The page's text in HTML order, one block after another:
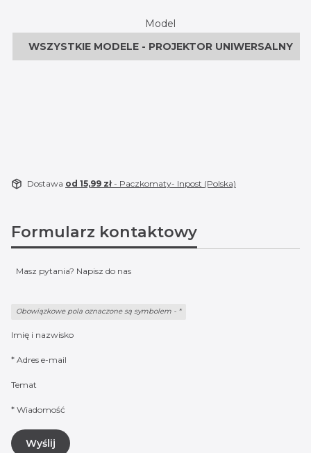
Model
WSZYSTKIE MODELE - PROJEKTOR UNIWERSALNY
Dostawa od 15,99 zł - Paczkomaty- Inpost (Polska)
Formularz kontaktowy
Masz pytania? Napisz do nas
Obowiązkowe pola oznaczone są symbolem - *
Imię i nazwisko
* Adres e-mail
Temat
* Wiadomość
Wyślij